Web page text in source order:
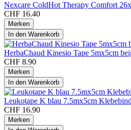
Nexcare ColdHot Therapy Comfort
CHF 16.40
Merken
In den Warenkorb
HerbaChaud Kinesio Tape 5mx5cm
CHF 8.90
Merken
In den Warenkorb
Leukotape K blau 7.5mx5cm
CHF 16.90
Merken